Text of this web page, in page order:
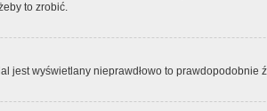
to zrobić.
wyświetlany nieprawdłowo to